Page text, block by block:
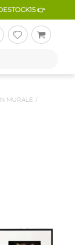
👉
MURALE